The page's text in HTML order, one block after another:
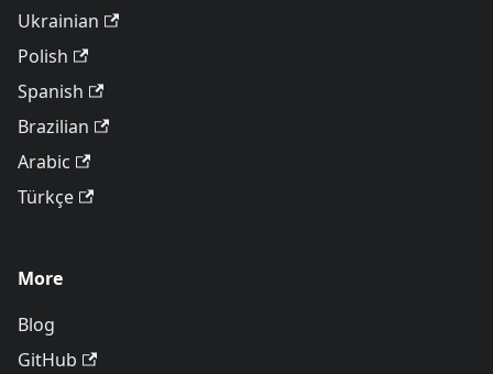
Ukrainian
Polish
Spanish
Brazilian
Arabic
Türkçe
More
Blog
GitHub